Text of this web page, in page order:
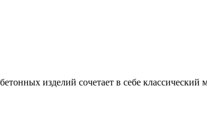
изделий сочетает в себе